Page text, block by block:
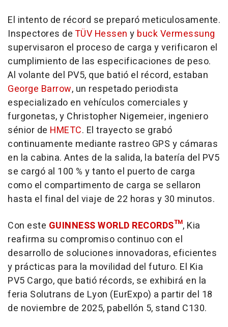
El intento de récord se preparó meticulosamente.
Inspectores deTÜV Hessen y buck Vermessung
supervisaron el proceso de carga y verificaron el
cumplimiento de las especificaciones de peso.
Al volante del PV5, que batió el récord, estaban
George Barrow, un respetado periodista
especializado en vehículos comerciales y
furgonetas, y Christopher Nigemeier, ingeniero
sénior de HMETC. El trayecto se grabó
continuamente mediante rastreo GPS y cámaras
en la cabina. Antes de la salida, la batería del PV5
se cargó al 100 % y tanto el puerto de carga
como el compartimento de carga se sellaron
hasta el final del viaje de 22 horas y 30 minutos.
Con este GUINNESS WORLD RECORDS™, Kia
reafirma su compromiso continuo con el
desarrollo de soluciones innovadoras, eficientes
y prácticas para la movilidad del futuro. El Kia
PV5 Cargo, que batió récords, se exhibirá en la
feria Solutrans de Lyon (EurExpo) a partir del 18
de noviembre de 2025, pabellón 5, stand C130.